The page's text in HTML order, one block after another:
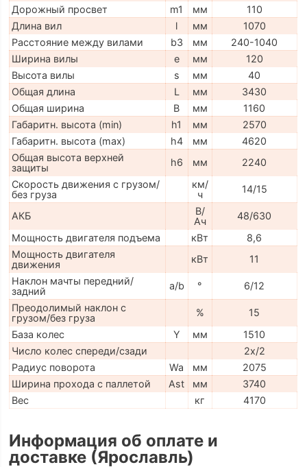
Дорожный просвет
m1 мм
110
Длина вил
l мм
1070
Расстояние между вилами
b3 мм
240-1040
Ширина вилы
e мм
120
Высота вилы
s мм
40
Общая длина
L мм
3430
Общая ширина
B мм
1160
Габаритн. высота (min)
h1 мм
2570
Габаритн. высота (max)
h4 мм
4620
Общая высота верхней
защиты
h6 мм
2240
Скорость движения с грузом/
без груза
км/
ч
14/15
АКБ
В/
Ач
48/630
Мощность двигателя подъема
кВт
8,6
Мощность двигателя
движения
кВт
11
Наклон мачты передний/
задний
a/b °
6/12
Преодолимый наклон с
грузом/без груза
%
15
База колес
Y мм
1510
Число колес спереди/сзади
2x/2
Радиус поворота
Wa мм
2075
Ширина прохода с паллетой
Ast мм
3740
Вес
кг 4170
Информация об оплате и
доставке (Ярославль)